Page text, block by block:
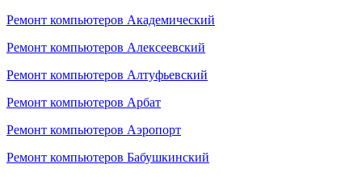
Ремонт компьютеров Академический
Ремонт компьютеров Алексеевский
Ремонт компьютеров Алтуфьевский
Ремонт компьютеров Арбат
Ремонт компьютеров Аэропорт
Ремонт компьютеров Бабушкинский